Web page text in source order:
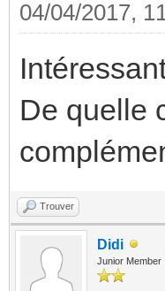
04/04/2017,
De quelle
Trouver
Didi
Junior Member